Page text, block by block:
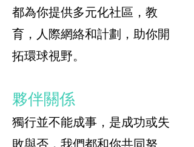
都為你提供多元化社區，教
育，人際網絡和計劃，助你開
拓環球視野。
夥伴關係
獨行並不能成事，是成功或失
敗與否，我們都和你共同努